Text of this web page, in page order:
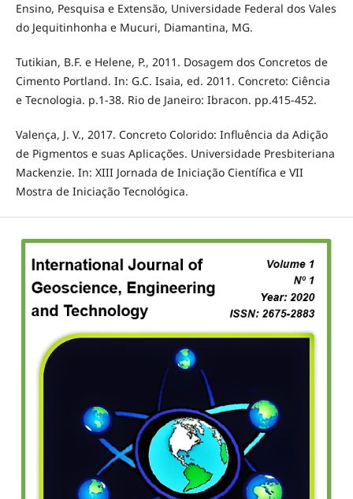
Ensino, Pesquisa e Extensão, Universidade Federal dos Vales
do Jequitinhonha e Mucuri, Diamantina, MG.
Tutikian, B.F. e Helene, P., 2011. Dosagem dos Concretos de
Cimento Portland. In: G.C. Isaia, ed. 2011. Concreto: Ciência
e Tecnologia. p.1-38. Rio de Janeiro: Ibracon. pp.415-452.
Valença, J. V., 2017. Concreto Colorido: Influência da Adição
de Pigmentos e suas Aplicações. Universidade Presbiteriana
Mackenzie. In: XIII Jornada de Iniciação Científica e VII
Mostra de Iniciação Tecnológica.